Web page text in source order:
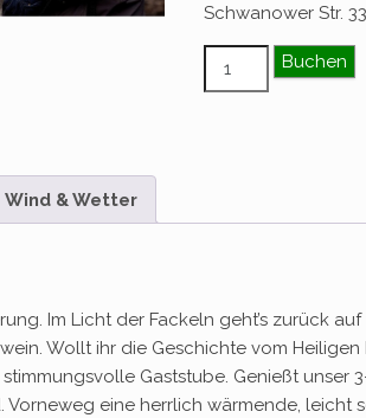
Schwanower Str.
Martinsritt zum
Buchen
Wind & Wetter
Im Licht der Fackeln geht’s zurück
Wollt ihr die Geschichte vom
Gaststube. Genießt unser
Vorneweg eine herrlich wärmende, leicht